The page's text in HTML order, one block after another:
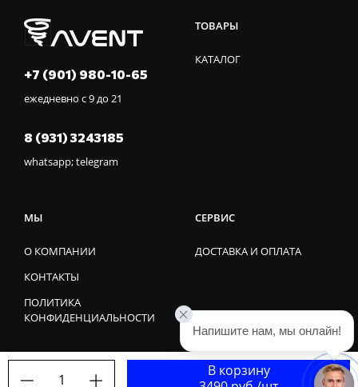
1
В корзину
+7 (901) 980-10-65
ежедневно с 9 до 21
8 (931) 3243185
whatsapp; telegram
ТОВАРЫ
КАТАЛОГ
МЫ
О КОМПАНИИ
КОНТАКТЫ
ПОЛИТИКА
КОНФИДЕНЦИАЛЬНОСТИ
СЕРВИС
ДОСТАВКА И ОПЛАТА
Напишите нам, мы онлайн!